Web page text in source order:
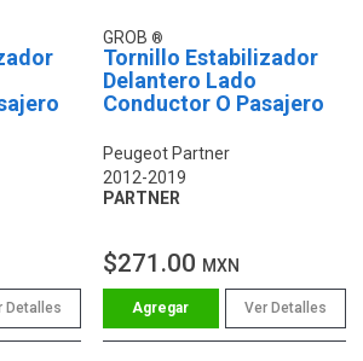
Detalles
GROB
Tornillo Estabilizador
Delantero Lado
Conductor O Pasajero
Peugeot Partner
2012-2019
PARTNER
$271.00 MXN
Ver Detalles